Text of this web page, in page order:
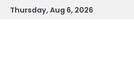
SkipThursday, Aug 6, 2026